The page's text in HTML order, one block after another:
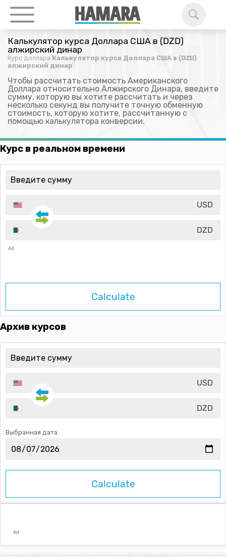
Калькулятор курса Доллара США в (DZD)
алжирский динар
Курс доллара Калькулятор курса Доллара США в (DZD)
алжирский динар
Чтобы рассчитать стоимость Американского
Доллара относительно Алжирского Динара, введите
сумму, которую вы хотите рассчитать и через
несколько секунд вы получите точную обменную
стоимость, которую хотите, рассчитанную с
помощью калькулятора конверсии.
Курс в реальном времени
USD
DZD
Ad
Calculate
Архив курсов
USD
DZD
Выбранная дата
Ad